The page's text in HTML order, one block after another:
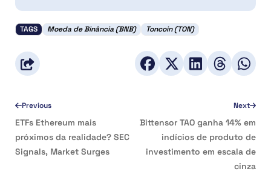
TAGS Moeda de Binância (BNB) Toncoin (TON)
Previous
ETFs Ethereum mais
próximos da realidade? SEC
Signals, Market Surges
Next
Bittensor TAO ganha 14% em
indícios de produto de
investimento em escala de
cinza